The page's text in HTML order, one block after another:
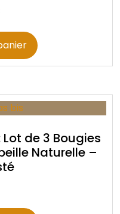
de 3 Bougies
Naturelle –